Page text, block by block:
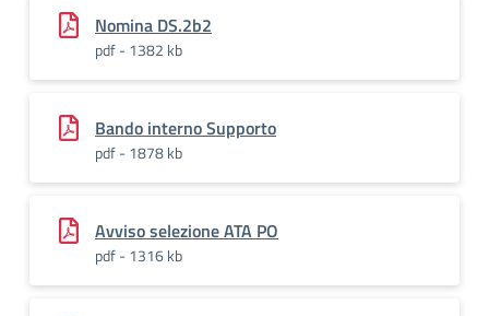
Nomina DS.2b2
pdf - 1382 kb
Bando interno Supporto
pdf - 1878 kb
Avviso selezione ATA PO
pdf - 1316 kb